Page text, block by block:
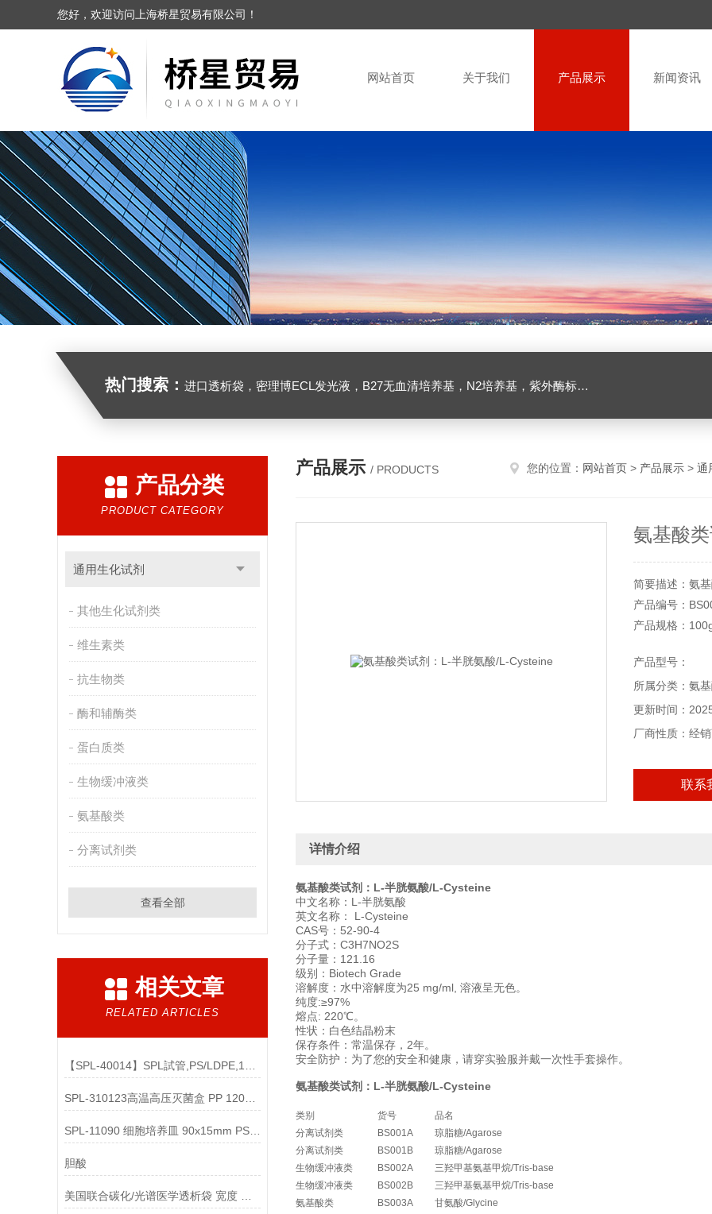
您好，欢迎访问上海桥星贸易有限公司！
网站首页 关于我们 产品展示 新闻资讯
热门搜索： 进口透析袋，密理博ECL发光液，B27无血清培养基，N2培养基，紫外酶标板，Gibco胶原酶，Trizol一步法试剂，反转录酶试剂盒，脂质体2000转染试剂，Roche原装潮霉素B
产品分类
PRODUCT CATEGORY
通用生化试剂
其他生化试剂类
维生素类
抗生物类
酶和辅酶类
蛋白质类
生物缓冲液类
氨基酸类
分离试剂类
查看全部
相关文章
RELATED ARTICLES
SPL-310123高温高压灭菌盒 PP 120x80mm说明
SPL-11090 细胞培养皿 90x15mm PS材料,TC处理灭菌
胆酸
产品展示 / PRODUCTS 您的位置： 网站首页 > 产品展示 > 通
氨基酸
简要描述：氨
产品编号：
产品规格：
产品价格：
产品型号：
所属分类：氨
更新时间：
厂商性质：经
联系
详情介绍
氨基酸类试剂：L-半胱氨酸/L-Cysteine
中文名称：L-半胱氨酸
英文名称： L-Cysteine
CAS号：52-90-4
分子式：C3H7NO2S
分子量：121.16
级别：Biotech Grade
溶解度：水中溶解度为25 mg/ml, 溶液呈无色。
纯度:≥97%
熔点: 220℃。
性状：白色结晶粉末
保存条件：常温保存，2年。
安全防护：为了您的安全和健康，请穿实验服并戴一次性手套操作。
氨基酸类试剂：L-半胱氨酸/L-Cysteine
类别 货号 品名
分离试剂类
BS001A 琼脂糖/Agarose
分离试剂类
BS001B 琼脂糖/Agarose
生物缓冲液类
BS002A 三羟甲基氨基甲烷/Tris-base
生物缓冲液类
BS002B 三羟甲基氨基甲烷/Tris-base
氨基酸类
BS003A 甘氨酸/Glycine